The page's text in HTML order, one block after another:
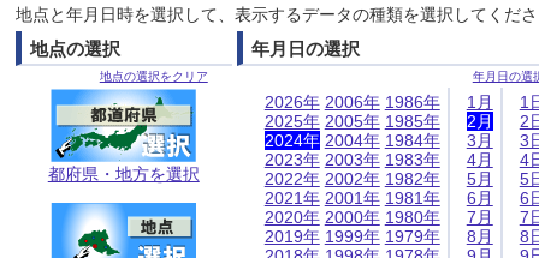
地点と年月日時を選択して、表示するデータの種類を選択してくだ
地点の選択
地点の選択をクリア
都府県・地方を選択
年月日の選択
年月日の選
2026年
2025年
2024年
2023年
2022年
2021年
2020年
2019年
2006年
2005年
2004年
2003年
2002年
2001年
2000年
1999年
1986年
1985年
1984年
1983年
1982年
1981年
1980年
1979年
1月
2月
3月
4月
5月
6月
7月
8月
1
2
3
4
5
6
7
8